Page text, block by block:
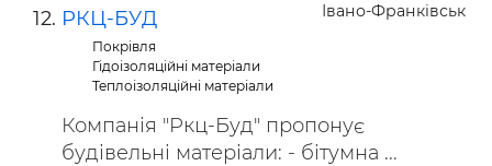
Івано-Франківськ
РКЦ-БУД
Покрівля
Гідоізоляційні матеріали
Теплоізоляційні матеріали
Компанія "Ркц-Буд" пропонує
будівельні матеріали: - бітумна ...